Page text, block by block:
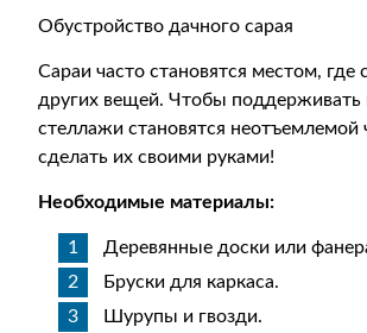
Обустройство дачного сарая
Сараи часто становятся местом,
других вещей. Чтобы поддерживать
стеллажи становятся
сделать их своими руками!
Необходимые материалы:
Деревянные доски или
Бруски для каркаса.
Шурупы и гвозди.